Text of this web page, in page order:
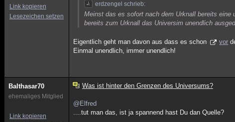
Link kopieren
Lesezeichen setzen
erdzengel schrieb:
Meinst das es sofort nach dem Urknall bereits eine
bereits zum Urknall das Universim unendlich
Eigentlich geht man davon aus dass es schon vor
Einmal unendlich, immer unendlich!
Balthasar70
ehemaliges Mitglied
Link kopieren
Was ist hinter den Grenzen des Universums?
@Elfred
....tut man das, ist ja spannend hast Du dan Quelle?